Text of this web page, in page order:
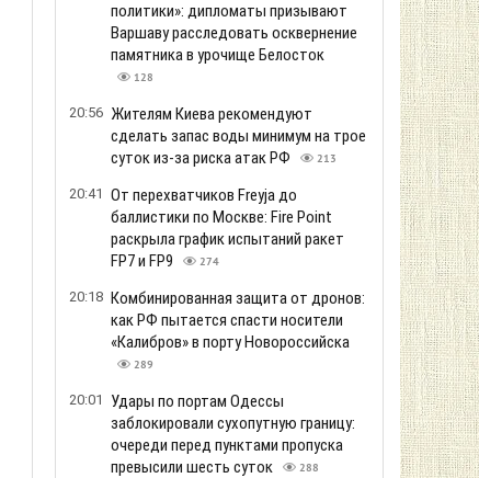
политики»: дипломаты призывают
Варшаву расследовать осквернение
памятника в урочище Белосток
128
20:56 Жителям Киева рекомендуют
сделать запас воды минимум на трое
суток из-за риска атак РФ
213
20:41 От перехватчиков Freyja до
баллистики по Москве: Fire Point
раскрыла график испытаний ракет
FP7 и FP9
274
20:18 Комбинированная защита от дронов:
как РФ пытается спасти носители
«Калибров» в порту Новороссийска
289
20:01
Удары по портам Одессы
заблокировали сухопутную границу:
очереди перед пунктами пропуска
превысили шесть суток
288